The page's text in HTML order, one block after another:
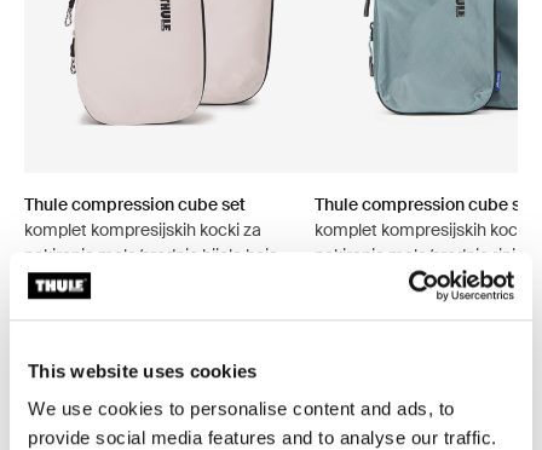
This website uses cookies
We use cookies to personalise content and ads, to
provide social media features and to analyse our traffic.
Thule compression cube set
komplet kompresijskih kocki za
pakiranje mala/srednja bijele boje
Thule compression cube set
komplet kompresijskih kocki
pakiranje mala/srednja rinjak
Toggle overview
Opis proizvoda